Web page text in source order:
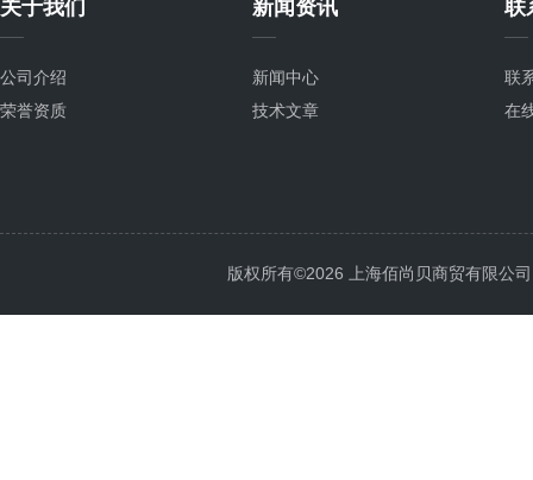
关于我们
公司介绍
荣誉资质
新闻资讯
新闻中心
技术文章
联
联
在
版权所有©2026 上海佰尚贝商贸有限公